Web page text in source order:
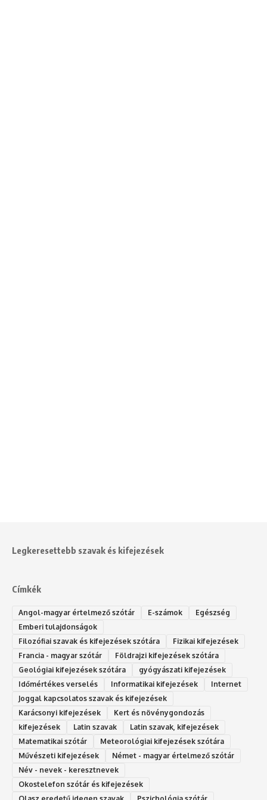
Legkeresettebb szavak és kifejezések
Címkék
Angol-magyar értelmező szótár E-számok
Egészség
Emberi tulajdonságok
Filozófiai szavak és kifejezések szótára
Fizikai kifejezések
Francia - magyar szótár
Földrajzi kifejezések szótára
Geológiai kifejezések szótára
gyógyászati kifejezések
Időmértékes verselés
Informatikai kifejezések
Internet
Joggal kapcsolatos szavak és kifejezések
Karácsonyi kifejezések
Kert és növénygondozás
kifejezések
Latin szavak
Latin szavak, kifejezések
Matematikai szótár
Meteorológiai kifejezések szótára
Művészeti kifejezések
Német - magyar értelmező szótár
Név - nevek - keresztnevek
Okostelefon szótár és kifejezések